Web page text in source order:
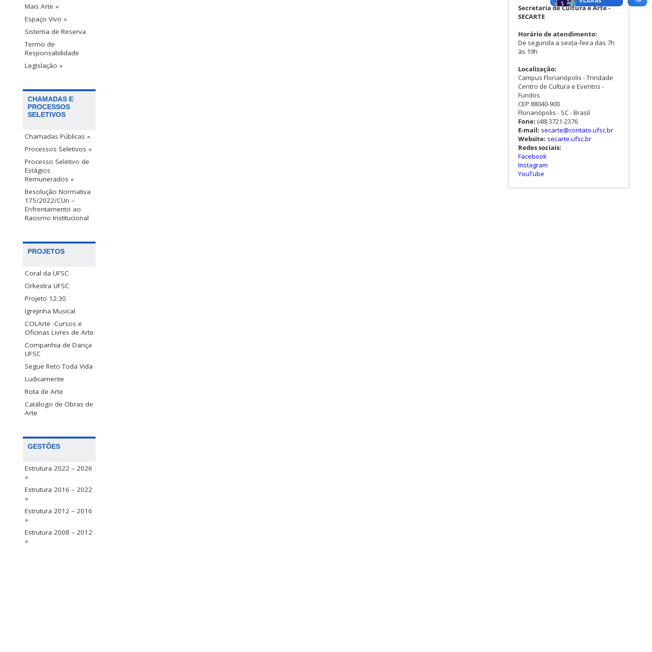
Mais Arte »
Espaço Vivo »
Sistema de Reserva
Termo de
Responsabilidade
Legislação »
CHAMADAS E
PROCESSOS
SELETIVOS
Chamadas Públicas »
Processos Seletivos »
Processo Seletivo de
Estágios
Remunerados »
Resolução Normativa
175/2022/CUn –
Enfrentamento ao
Racismo Institucional
PROJETOS
Coral da UFSC
Orkextra UFSC
Projeto 12:30
Igrejinha Musical
COLArte -Cursos e
Oficinas Livres de Arte
Companhia de Dança
UFSC
Segue Reto Toda Vida
Ludicamente
Rota de Arte
Catálogo de Obras de
Arte
GESTÕES
Estrutura 2022 – 2026
»
Estrutura 2016 – 2022
»
Estrutura 2012 – 2016
»
Estrutura 2008 – 2012
»
Secretaria de Cultura e Arte -
SECARTE
Horário de atendimento:
De segunda a sexta-feira das 7h
às 19h
Localização:
Campus Florianópolis - Trindade
Centro de Cultura e Eventos -
Fundos
CEP 88040-900
Florianópolis - SC - Brasil
Fone: (48) 3721-2376
E-mail: secarte@contato.ufsc.br
Website: secarte.ufsc.br
Redes sociais:
Facebook
Instagram
YouTube